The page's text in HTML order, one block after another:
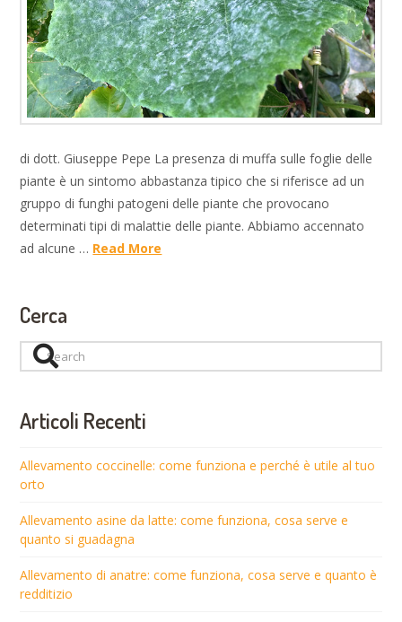
di dott. Giuseppe Pepe La presenza di muffa sulle foglie delle
piante è un sintomo abbastanza tipico che si riferisce ad un
gruppo di funghi patogeni delle piante che provocano
determinati tipi di malattie delle piante. Abbiamo accennato
ad alcune … Read More
Cerca
Search
Articoli Recenti
Allevamento coccinelle: come funziona e perché è utile al tuo
orto
Allevamento asine da latte: come funziona, cosa serve e
quanto si guadagna
Allevamento di anatre: come funziona, cosa serve e quanto è
redditizio